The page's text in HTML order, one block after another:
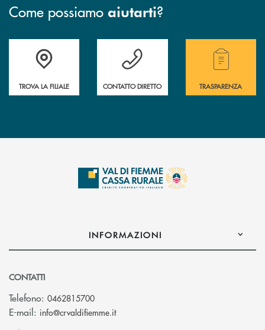
Come possiamo aiutarti?
Accedi all' elenco completo delle filiali della Cassa Rurale.
TROVA LA FILIALE
Hai bisogno di assistenza immediata?
CONTATTO DIRETTO
Hai bisogno di
TRASPARENZA
INFORMAZIONI
CONTATTI
Telefono: 0462815700
E-mail: info@crvaldifiemme.it(si apre l’app di posta elettronica)